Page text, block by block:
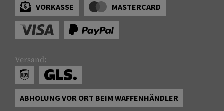
VORKASSE
MASTERCARD
Versand:
ABHOLUNG VOR ORT BEIM WAFFENHÄNDLER